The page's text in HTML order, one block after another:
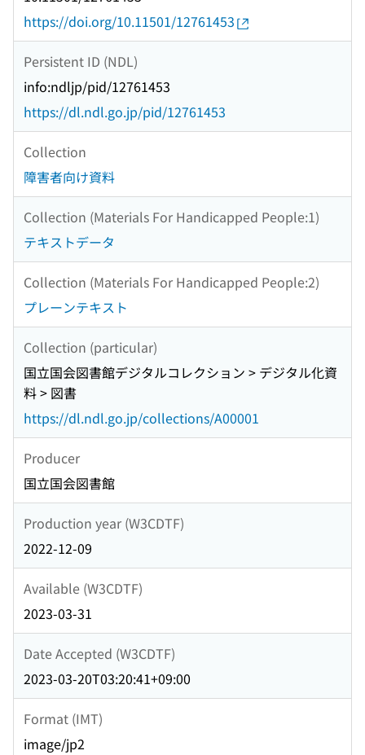
https://doi.org/10.11501/12761453
Persistent ID (NDL)
info:ndljp/pid/12761453
https://dl.ndl.go.jp/pid/12761453
Collection
障害者向け資料
Collection (Materials For Handicapped People:1)
テキストデータ
Collection (Materials For Handicapped People:2)
プレーンテキスト
Collection (particular)
国立国会図書館デジタルコレクション > デジタル化資
料 > 図書
https://dl.ndl.go.jp/collections/A00001
Producer
国立国会図書館
Production year (W3CDTF)
2022-12-09
Available (W3CDTF)
2023-03-31
Date Accepted (W3CDTF)
2023-03-20T03:20:41+09:00
Format (IMT)
image/jp2